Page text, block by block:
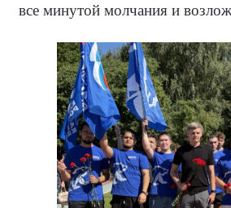
все минутой молчания и